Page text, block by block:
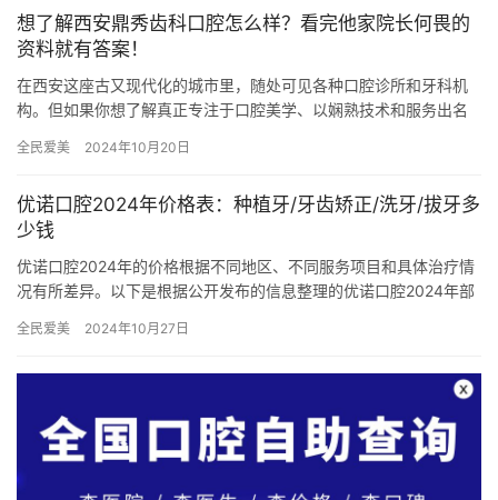
想了解西安鼎秀齿科口腔怎么样？看完他家院长何畏的
资料就有答案！
在西安这座古又现代化的城市里，随处可见各种口腔诊所和牙科机
构。但如果你想了解真正专注于口腔美学、以娴熟技术和服务出名
科以其…
全民爱美 2024年10月20日
优诺口腔2024年价格表：种植牙/牙齿矫正/洗牙/拔牙多
少钱
优诺口腔2024年的价格根据不同地区、不同服务项目和具体治疗情
况有所差异。以下是根据公开发布的信息整理的优诺口腔2024年部
全民爱美 2024年10月27日